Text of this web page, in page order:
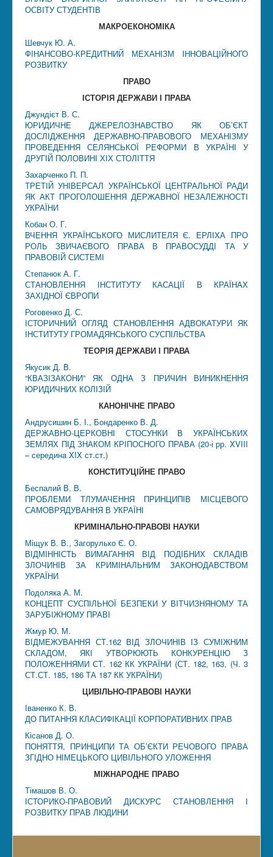
ОСВІТУ СТУДЕНТІВ
МАКРОЕКОНОМІКА
Шевчук Ю. А.
ФІНАНСОВО-КРЕДИТНИЙ МЕХАНІЗМ ІННОВАЦІЙНОГО
РОЗВИТКУ
ПРАВО
ІСТОРІЯ ДЕРЖАВИ І ПРАВА
Джундієт В. С.
ЮРИДИЧНЕ ДЖЕРЕЛОЗНАВСТВО ЯК ОБ’ЄКТ
ДОСЛІДЖЕННЯ ДЕРЖАВНО-ПРАВОВОГО МЕХАНІЗМУ
ПРОВЕДЕННЯ СЕЛЯНСЬКОЇ РЕФОРМИ В УКРАЇНІ У
ДРУГІЙ ПОЛОВИНІ ХІХ СТОЛІТТЯ
Захарченко П. П.
ТРЕТІЙ УНІВЕРСАЛ УКРАЇНСЬКОЇ ЦЕНТРАЛЬНОЇ РАДИ
ЯК АКТ ПРОГОЛОШЕННЯ ДЕРЖАВНОЇ НЕЗАЛЕЖНОСТІ
УКРАЇНИ
Кобан О. Г.
ВЧЕННЯ УКРАЇНСЬКОГО МИСЛИТЕЛЯ Є. ЕРЛІХА ПРО
РОЛЬ ЗВИЧАЄВОГО ПРАВА В ПРАВОСУДДІ ТА У
ПРАВОВІЙ СИСТЕМІ
Степанюк А. Г.
СТАНОВЛЕННЯ ІНСТИТУТУ КАСАЦІЇ В КРАЇНАХ
ЗАХІДНОЇ ЄВРОПИ
Роговенко Д. С.
ІСТОРИЧНИЙ ОГЛЯД СТАНОВЛЕННЯ АДВОКАТУРИ ЯК
ІНСТИТУТУ ГРОМАДЯНСЬКОГО СУСПІЛЬСТВА
ТЕОРІЯ ДЕРЖАВИ І ПРАВА
Якусик Д. В.
“КВАЗІЗАКОНИ” ЯК ОДНА З ПРИЧИН ВИНИКНЕННЯ
ЮРИДИЧНИХ КОЛІЗІЙ
КАНОНІЧНЕ ПРАВО
Андрусишин Б. І., Бондаренко В. Д.
ДЕРЖАВНО-ЦЕРКОВНІ СТОСУНКИ В УКРАЇНСЬКИХ
ЗЕМЛЯХ ПІД ЗНАКОМ КРІПОСНОГО ПРАВА (20-і рр. XVIII
– середина XIX ст.ст.)
КОНСТИТУЦІЙНЕ ПРАВО
Беспалий В. В.
ПРОБЛЕМИ ТЛУМАЧЕННЯ ПРИНЦИПІВ МІСЦЕВОГО
САМОВРЯДУВАННЯ В УКРАЇНІ
КРИМІНАЛЬНО-ПРАВОВІ НАУКИ
Міщук В. В., Загорулько Є. О.
ВІДМІННІСТЬ ВИМАГАННЯ ВІД ПОДІБНИХ СКЛАДІВ
ЗЛОЧИНІВ ЗА КРИМІНАЛЬНИМ ЗАКОНОДАВСТВОМ
УКРАЇНИ
Подоляка А. М.
КОНЦЕПТ СУСПІЛЬНОЇ БЕЗПЕКИ У ВІТЧИЗНЯНОМУ ТА
ЗАРУБІЖНОМУ ПРАВІ
Жмур Ю. М.
ВІДМЕЖУВАННЯ СТ.162 ВІД ЗЛОЧИНІВ ІЗ СУМІЖНИМ
СКЛАДОМ, ЯКІ УТВОРЮЮТЬ КОНКУРЕНЦІЮ З
ПОЛОЖЕННЯМИ СТ. 162 КК УКРАЇНИ (СТ. 182, 163, (Ч. 3
СТ.СТ. 185, 186 ТА 187 КК УКРАЇНИ)
ЦИВІЛЬНО-ПРАВОВІ НАУКИ
Іваненко К. В.
ДО ПИТАННЯ КЛАСИФІКАЦІЇ КОРПОРАТИВНИХ ПРАВ
Кісанов Д. О.
ПОНЯТТЯ, ПРИНЦИПИ ТА ОБ’ЄКТИ РЕЧОВОГО ПРАВА
ЗГІДНО НІМЕЦЬКОГО ЦИВІЛЬНОГО УЛОЖЕННЯ
МІЖНАРОДНЕ ПРАВО
Тімашов В. О.
ІСТОРИКО-ПРАВОВИЙ ДИСКУРС СТАНОВЛЕННЯ І
РОЗВИТКУ ПРАВ ЛЮДИНИ